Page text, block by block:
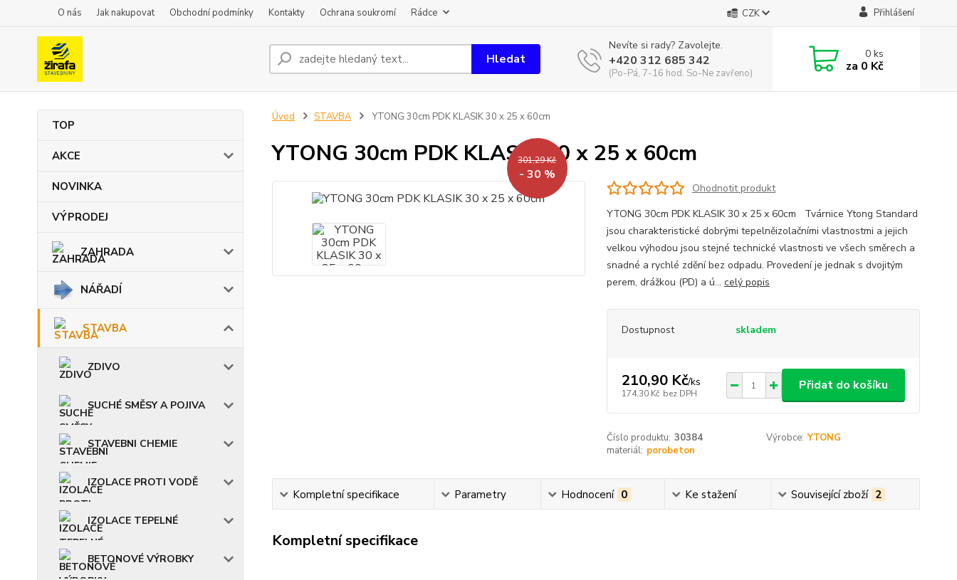
O nás Jak nakupovat Obchodní podmínky Kontakty Ochrana soukromí Rádce CZK Přihlášení
Hledat
Nevíte si rady? Zavolejte.
+420 312 685 342
(Po-Pá, 7-16 hod. So-Ne zavřeno)
0ks
za 0 Kč
TOP
AKCE
NOVINKA
VÝPRODEJ
ZAHRADA
NÁŘADÍ
STAVBA
ZDIVO
SUCHÉ SMĚSY A POJIVA
STAVEBNI CHEMIE
IZOLACE PROTI VODĚ
IZOLACE TEPELNÉ
BETONOVÉ VÝROBKY
Úvod STAVBA YTONG 30cm PDK KLASIK 30 x 25 x 60cm
YTONG 30cm PDK KLASIK 30 x 25 x 60cm
301,29 Kč
- 30 %
Ohodnotit produkt
YTONG 30cm PDK KLASIK 30 x 25 x 60cm Tvárnice Ytong Standard
jsou charakteristické dobrými tepelněizolačními vlastnostmi a jejich
velkou výhodou jsou stejné technické vlastnosti ve všech směrech a
snadné a rychlé zdění bez odpadu. Provedení je jednak s dvojitým
perem, drážkou (PD) a ú... celý popis
Dostupnost skladem
210,90 Kč/ks
174,30 Kč bez DPH
Přidat do košíku
Číslo produktu: 30384 Výrobce: YTONG
materiál: porobeton
Kompletní specifikace Parametry Hodnocení 0 Ke stažení Související zboží 2
Kompletní specifikace